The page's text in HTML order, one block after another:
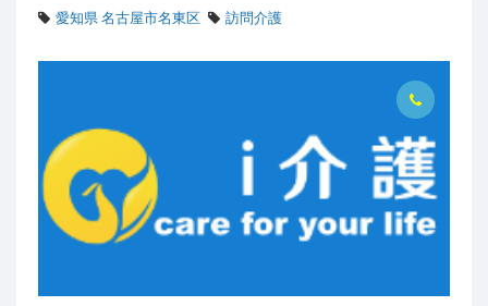
愛知県 名古屋市名東区
訪問介護